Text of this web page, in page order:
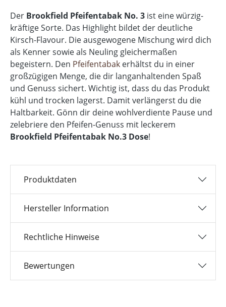
Der Brookfield Pfeifentabak No. 3 ist eine würzig-
kräftige Sorte. Das Highlight bildet der deutliche
Kirsch-Flavour. Die ausgewogene Mischung wird dich
als Kenner sowie als Neuling gleichermaßen
begeistern. Den Pfeifentabak erhältst du in einer
großzügigen Menge, die dir langanhaltenden Spaß
und Genuss sichert. Wichtig ist, dass du das Produkt
kühl und trocken lagerst. Damit verlängerst du die
Haltbarkeit. Gönn dir deine wohlverdiente Pause und
zelebriere den Pfeifen-Genuss mit leckerem
Brookfield Pfeifentabak No.3 Dose!
Produktdaten
Hersteller Information
Rechtliche Hinweise
Bewertungen